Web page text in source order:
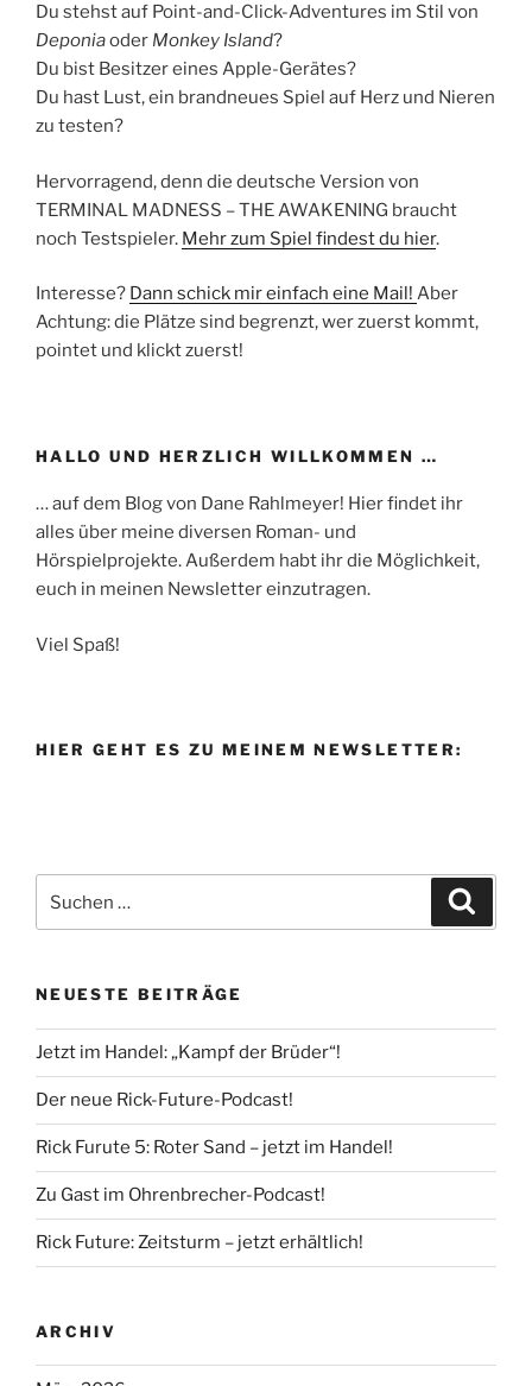
Du stehst auf Point-and-Click-Adventures im Stil von
Deponiaoder Monkey Island?
Du bist Besitzer eines Apple-Gerätes?
Du hast Lust, ein brandneues Spiel auf Herz und Nieren
zu testen?
Hervorragend, denn die deutsche Version von
TERMINAL MADNESS – THE AWAKENING braucht
noch Testspieler. Mehr zum Spiel findest du hier.
Interesse? Dann schick mir einfach eine Mail! Aber
Achtung: die Plätze sind begrenzt, wer zuerst kommt,
pointet und klickt zuerst!
HALLO UND HERZLICH WILLKOMMEN …
… auf dem Blog von Dane Rahlmeyer! Hier findet ihr
alles über meine diversen Roman- und
Hörspielprojekte. Außerdem habt ihr die Möglichkeit,
euch in meinen Newsletter einzutragen.
Viel Spaß!
HIER GEHT ES ZU MEINEM NEWSLETTER:
nach:
NEUESTE BEITRÄGE
Jetzt im Handel: „Kampf der Brüder“!
Der neue Rick-Future-Podcast!
Rick Furute 5: Roter Sand – jetzt im Handel!
Zu Gast im Ohrenbrecher-Podcast!
Rick Future: Zeitsturm – jetzt erhältlich!
ARCHIV